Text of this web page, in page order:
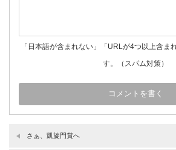
「日本語が含まれない」「URLが4つ以上含ま
す。（スパム対策）
さぁ、凱旋門賞へ